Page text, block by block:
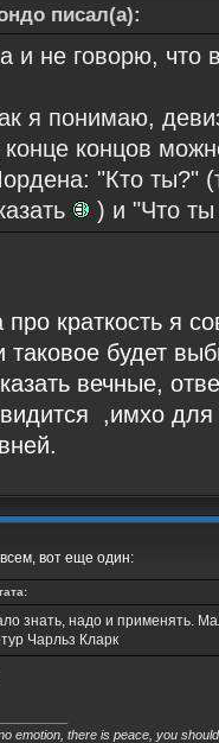
писал(а):
и не говорю, что
я понимаю,
конце концов
"Кто ты?"
) и "Что
про краткость я
таковое будет
вечные,
,имхо для
вот еще один:
знать, надо и применять.
Чарльз Кларк
emotion, there is peace, you